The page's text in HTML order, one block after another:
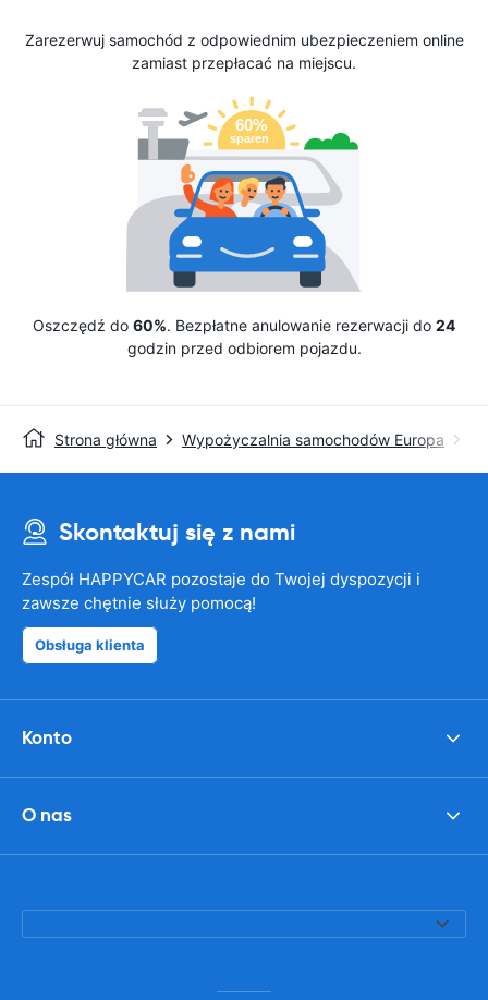
Zarezerwuj samochód z odpowiednim ubezpieczeniem online
zamiast przepłacać na miejscu.
Oszczędź do 60%. Bezpłatne anulowanie rezerwacji do 24
godzin przed odbiorem pojazdu.
Strona główna Wypożyczalnia samochodów Europa
Skontaktuj się z nami
Zespół HAPPYCAR pozostaje do Twojej dyspozycji i
zawsze chętnie służy pomocą!
Obsługa klienta
Konto
O nas